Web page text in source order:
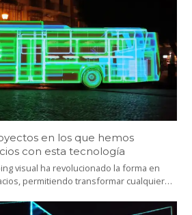
en los que hemos
con esta tecnología
visual ha revolucionado la forma en
permitiendo transformar cualquier…